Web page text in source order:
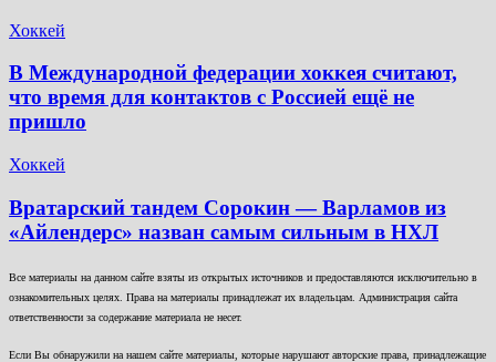
Хоккей
В Международной федерации хоккея считают,
что время для контактов с Россией ещё не
пришло
Хоккей
Вратарский тандем Сорокин — Варламов из
«Айлендерс» назван самым сильным в НХЛ
Все материалы на данном сайте взяты из открытых источников и предоставляются исключительно в
ознакомительных целях. Права на материалы принадлежат их владельцам. Администрация сайта
ответственности за содержание материала не несет.
Если Вы обнаружили на нашем сайте материалы, которые нарушают авторские права, принадлежащие